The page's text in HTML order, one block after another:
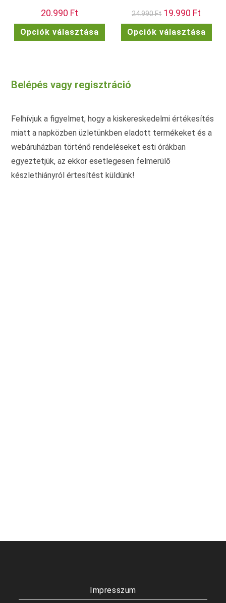
20.990 Ft
Opciók választása
terméknek
a
termékoldalon
24.990Ft Original
price
was:
24.990 Ft.
19.990 Ft
is:
19.990
Opciók választása
Belépés vagy regisztráció
Felhívjuk a figyelmet, hogy a kiskereskedelmi értékesítés
miatt a napközben üzletünkben eladott termékeket és a
webáruházban történő rendeléseket esti órákban
egyeztetjük, az ekkor esetlegesen felmerülő
készlethiányról értesítést küldünk!
Impresszum